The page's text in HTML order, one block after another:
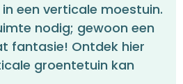
een verticale moestuin.
nodig; gewoon een
fantasie! Ontdek hier
groentetuin kan